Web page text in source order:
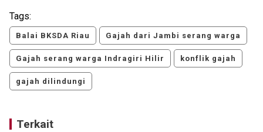
Tags:
Balai BKSDA Riau Gajah dari Jambi serang warga
Gajah serang warga Indragiri Hilir konflik gajah
gajah dilindungi
Terkait